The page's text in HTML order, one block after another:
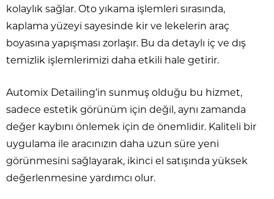
kolaylık sağlar. Oto yıkama işlemleri sırasında,
kaplama yüzeyi sayesinde kir ve lekelerin araç
boyasına yapışması zorlaşır. Bu da detaylı iç ve dış
temizlik işlemlerimizi daha etkili hale getirir.
Automix Detailing’in sunmuş olduğu bu hizmet,
sadece estetik görünüm için değil, aynı zamanda
değer kaybını önlemek için de önemlidir. Kaliteli bir
uygulama ile aracınızın daha uzun süre yeni
görünmesini sağlayarak, ikinci el satışında yüksek
değerlenmesine yardımcı olur.